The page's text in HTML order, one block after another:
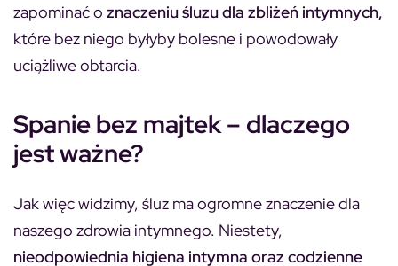
zapominać o znaczeniu śluzu dla zbliżeń intymnych,
które bez niego byłyby bolesne i powodowały
uciążliwe obtarcia.
Spanie bez majtek – dlaczego
jest ważne?
Jak więc widzimy, śluz ma ogromne znaczenie dla
naszego zdrowia intymnego. Niestety,
nieodpowiednia higiena intymna oraz codzienne